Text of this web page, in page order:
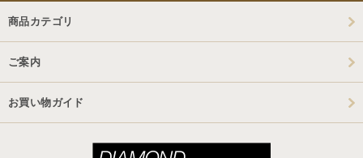
商品カテゴリ
ご案内
お買い物ガイド